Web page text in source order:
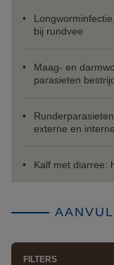
bij rundvee
Maag- en
parasieten
externe en
Kalf met diarree:
FILTERS